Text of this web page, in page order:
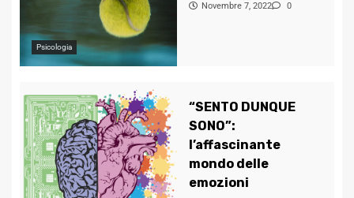
Psicologia
Novembre 7, 2022
0
“SENTO DUNQUE
SONO”:
l’affascinante
mondo delle
emozioni